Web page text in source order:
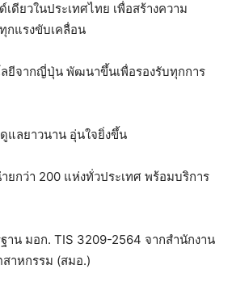
ดียวในประเทศไทย เพื่อสร้างความ
กแรงขับเคลื่อน
ยีจากญี่ปุ่น พัฒนาขึ้นเพื่อรองรับทุกการ
แลยาวนาน อุ่นใจยิ่งขึ้น
ยกว่า 200 แห่งทั่วประเทศ พร้อมบริการ
าน มอก. TIS 3209-2564 จากสำนักงาน
าหกรรม (สมอ.)